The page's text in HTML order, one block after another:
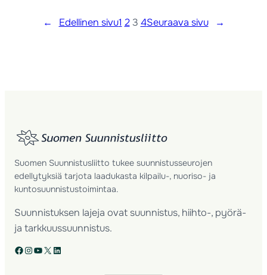
← Edellinen sivu1 2 3 4Seuraava sivu →
Suomen Suunnistusliitto tukee suunnistusseurojen
edellytyksiä tarjota laadukasta kilpailu-, nuoriso- ja
kuntosuunnistustoimintaa.
Suunnistuksen lajeja ovat suunnistus, hiihto-, pyörä-
ja tarkkuussuunnistus.
Facebook Instagram YouTube X LinkedIn